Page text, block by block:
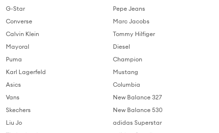
G-Star
Converse
Calvin Klein
Mayoral
Puma
Karl Lagerfeld
Asics
Vans
Skechers
Liu Jo
Pepe Jeans
Marc Jacobs
Tommy Hilfiger
Diesel
Champion
Mustang
Columbia
New Balance 327
New Balance 530
adidas Superstar